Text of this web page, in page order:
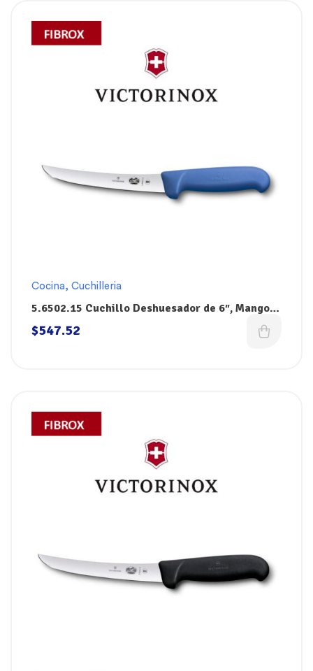
Cocina, Cuchilleria
5.6502.15 Cuchillo Deshuesador de 6″, Mango
Azul Fibrox, Victorinox
$547.52